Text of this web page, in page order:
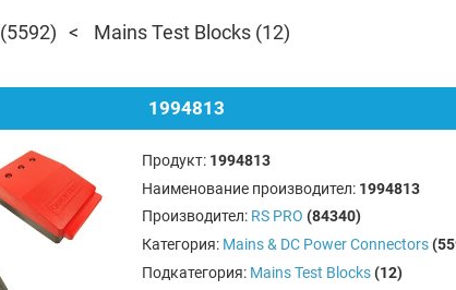
(5592) Mains Test Blocks (12)
1994813
Продукт: 1994813
Наименование производител: 1994813
Производител: RS PRO (84340)
Категория: Mains & DC Power Connectors
Подкатегория: Mains Test Blocks (12)